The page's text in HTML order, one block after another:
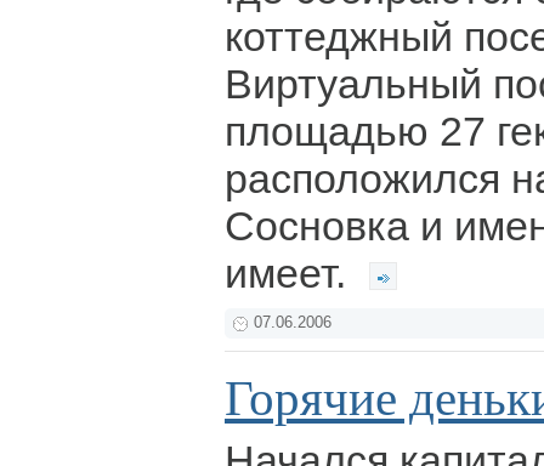
коттеджный
Виртуальный
площадью 27
расположился
Сосновка и
имеет.
07.06.2006
Горячие